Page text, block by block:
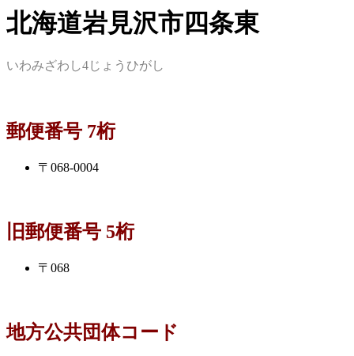
北海道岩見沢市四条東
いわみざわし4じょうひがし
郵便番号 7桁
〒068-0004
旧郵便番号 5桁
〒068
地方公共団体コード